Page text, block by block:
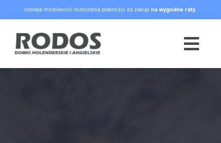
to
content
Istnieje możliwość rozłożenia płatności za zakup na wygodne raty.